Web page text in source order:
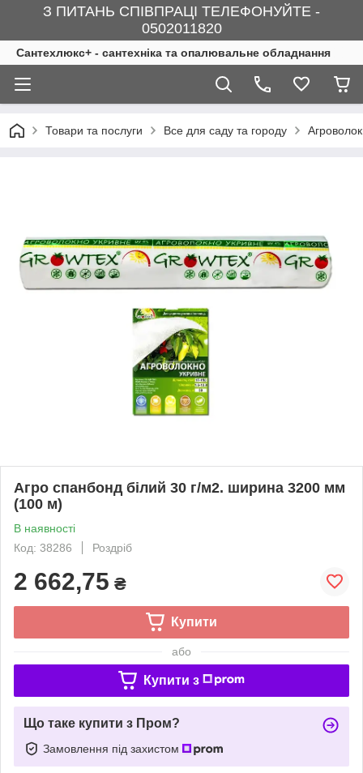
З ПИТАНЬ СПІВПРАЦІ ТЕЛЕФОНУЙТЕ -
0502011820
Сантехлюкс+ - сантехніка та опалювальне обладнання
Товари та послуги Все для саду та городу
Агро спанбонд білий 30 г/м2. ширина 3200 мм
(100 м)
В наявності
Код: 38286
Роздріб
2 662,75 ₴
Купити
або
Купити з
Що таке купити з Пром?
Замовлення під захистом